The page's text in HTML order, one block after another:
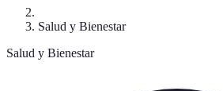
Salud y Bienestar
Salud y Bienestar